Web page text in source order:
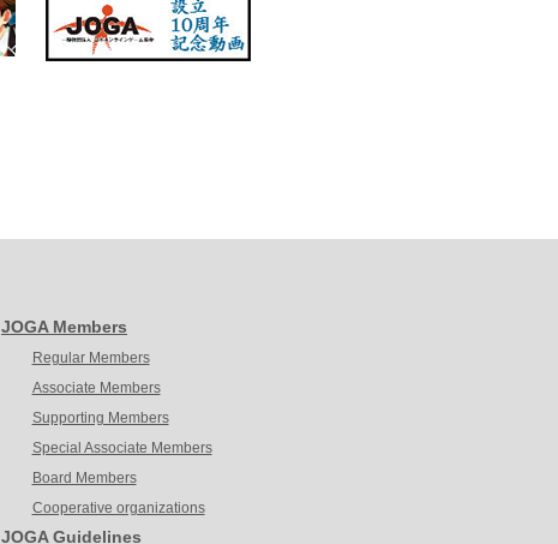
JOGA Members
Regular Members
Associate Members
Supporting Members
Special Associate Members
Board Members
Cooperative organizations
JOGA Guidelines